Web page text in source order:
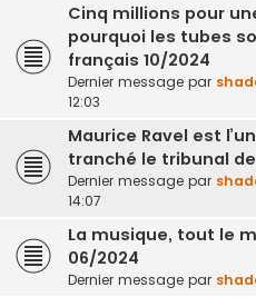
Cinq millions pour
pourquoi les tubes
français 10/2024
Dernier message par
12:03
Maurice Ravel est
tranché le tribunal
Dernier message par
14:07
La musique, tout le
06/2024
Dernier message par